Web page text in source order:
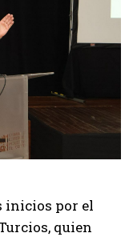
inicios por el
quien